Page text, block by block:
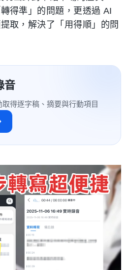
得準」的問題，更透過 AI
取，解決了「用得順」的問
音
取得逐字稿、摘要與行動項目